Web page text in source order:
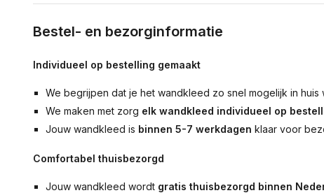
Bestel- en bezorginformatie
Individueel op bestelling gemaakt
We begrijpen dat je het wandkleed zo snel mogelijk in huis
We maken met zorg elk wandkleed individueel op
Jouw wandkleed is binnen 5-7 werkdagen klaar voor
Comfortabel thuisbezorgd
Jouw wandkleed wordt gratis thuisbezorgd binnen